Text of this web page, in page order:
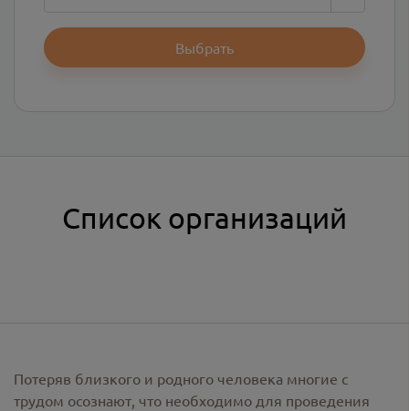
Выбрать
Список организаций
Потеряв близкого и родного человека многие с
трудом осознают, что необходимо для проведения